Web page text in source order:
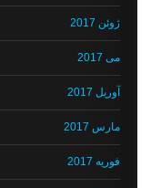
ژوئن 2017
می 2017
آوریل 2017
مارس 2017
فوریه 2017